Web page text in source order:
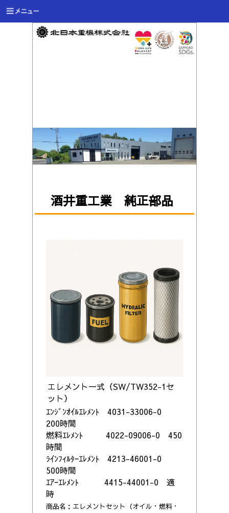
酒井重工業 純正部品
エレメント一式（SW/TW352-1セ
ット）
ｴﾝｼﾞﾝｵｲﾙｴﾚﾒﾝﾄ 4031-33006-0
200時間
燃料ｴﾚﾒﾝﾄ 4022-09006-0 450
時間
ﾗｲﾝﾌｨﾙﾀｰｴﾚﾒﾝﾄ 4213-46001-0
500時間
ｴｱｰｴﾚﾒﾝﾄ 4415-44001-0 適
時
商品名：エレメントセット（オイル・燃料・